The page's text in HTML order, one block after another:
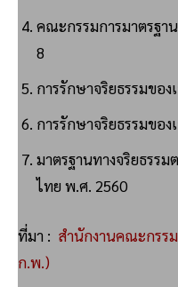
คณะกรรมการมาตรฐา
8
การรักษาจริยธรรมของ
การรักษาจริยธรรมของ
มาตรฐานทางจริยธรร
ไทย พ.ศ. 2560
ที่มา : สำนักงานคณะกรร
ก.พ.)